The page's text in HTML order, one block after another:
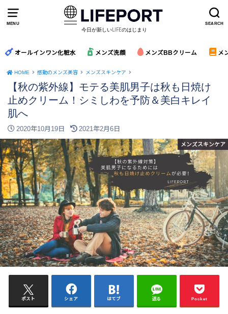
MENU SEARCH
今日が新しいLIFEのはじまり
オールインワン化粧水 メンズ洗顔 メンズBBクリーム メ
HOME 感動のメンズ美容 メンズスキンケア
【秋の紫外線】モテる美肌男子は秋も日焼け
止めクリーム！シミしわを予防＆美白キレイ
肌へ
2020年10月19日 2021年2月6日
メンズスキンケア
ポスト シェア はてブ 送る Pocket